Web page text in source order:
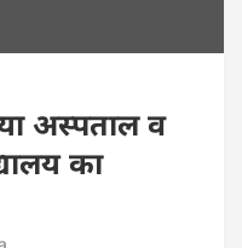
अस्पताल व
का